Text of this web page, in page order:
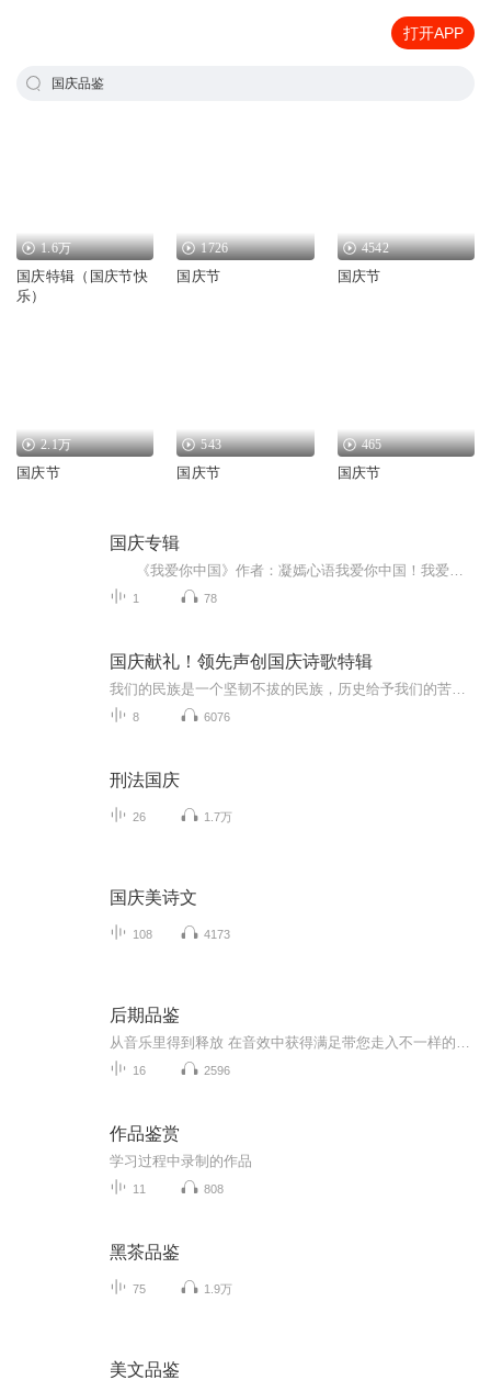
打开APP
国庆品鉴
1.6万
国庆特辑（国庆节快
乐）
1726
国庆节
4542
国庆节
2.1万
国庆节
543
国庆节
465
国庆节
国庆专辑
1 78
国庆献礼！领先声创国庆诗歌特辑
8 6076
刑法国庆
26 1.7万
国庆美诗文
108 4173
后期品鉴
16 2596
作品鉴赏
学习过程中录制的作品
11 808
黑茶品鉴
75 1.9万
美文品鉴